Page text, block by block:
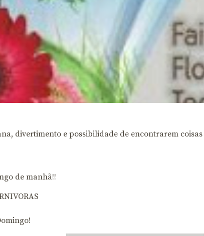
divertimento e possibilidade de encontrarem
de manhã!!